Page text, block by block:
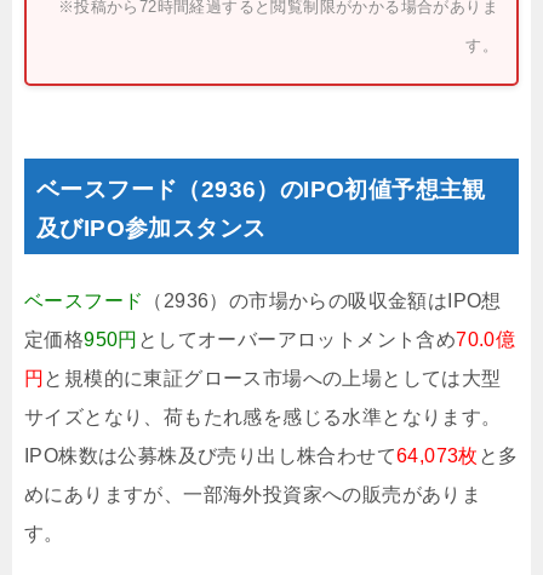
※投稿から72時間経過すると閲覧制限がかかる場合がありま
す。
ベースフード（2936）のIPO初値予想主観
及びIPO参加スタンス
ベースフード
（2936）の市場からの吸収金額はIPO想
定価格950円 としてオーバーアロットメント含め70.0億
円 と規模的に東証グロース市場への上場としては大型
サイズとなり、荷もたれ感を感じる水準となります。
IPO株数は公募株及び売り出し株合わせて64,073枚 と多
めにありますが、一部海外投資家への販売がありま
す。